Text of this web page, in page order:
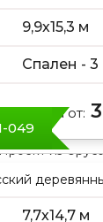
9,9х15,3 м
Спален - 3
Цена от:
из
049
7,7х14,7 м